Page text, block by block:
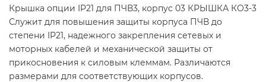
Крышка опции IP21 для ПЧВ3, корпус 03 КРЫШКА КО3-3
Служит для повышения защиты корпуса ПЧВ до
степени IP21, надежного закрепления сетевых и
моторных кабелей и механической защиты от
прикосновения к силовым клеммам. Различаются
размерами для соответствующих корпусов.